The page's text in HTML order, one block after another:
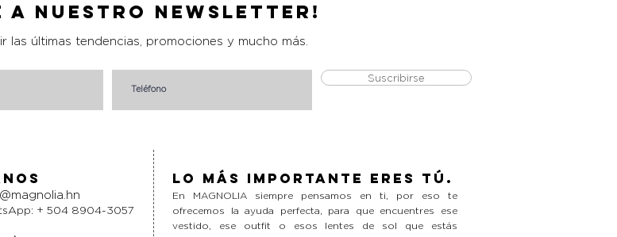
a nuestro Newsletter!
las últimas tendencias, promociones y mucho más.
Suscribirse
+ 504 8904-3057
Lo más importante eres tú.
En MAGNOLIA siempre pensamos en ti, por eso te
ofrecemos la ayuda perfecta, para que encuentres ese
vestido, ese outfit o esos lentes de sol que estás